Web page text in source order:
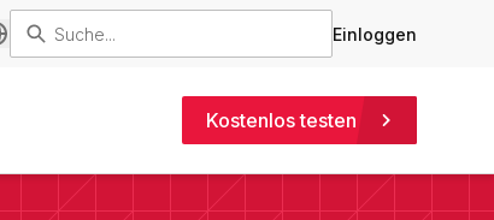
Einloggen
Kostenlos testen